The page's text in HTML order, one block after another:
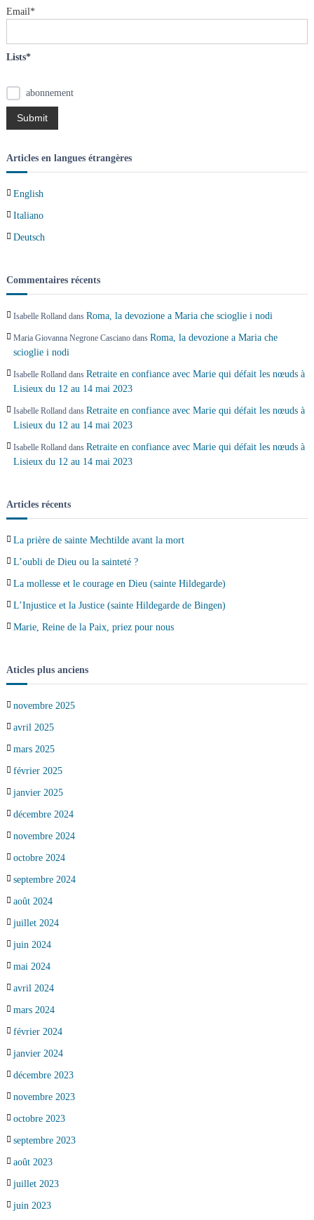
t
i
n
e
l
’
r
t
c
e
e
r
Email*
Lists*
abonnement
Articles en langues étrangères
English
Italiano
Deutsch
Commentaires récents
Isabelle Rollanddans Roma, la devozione a Maria che scioglie i nodi
Maria Giovanna Negrone Cascianodans Roma, la devozione a Maria che
scioglie i nodi
Isabelle Rollanddans Retraite en confiance avec Marie qui défait les nœuds à
Lisieux du 12 au 14 mai 2023
Isabelle Rollanddans Retraite en confiance avec Marie qui défait les nœuds à
Lisieux du 12 au 14 mai 2023
Isabelle Rollanddans Retraite en confiance avec Marie qui défait les nœuds à
Lisieux du 12 au 14 mai 2023
Articles récents
La prière de sainte Mechtilde avant la mort
L’oubli de Dieu ou la sainteté ?
La mollesse et le courage en Dieu (sainte Hildegarde)
L’Injustice et la Justice (sainte Hildegarde de Bingen)
Marie, Reine de la Paix, priez pour nous
Aticles plus anciens
novembre 2025
avril 2025
mars 2025
février 2025
janvier 2025
décembre 2024
novembre 2024
octobre 2024
septembre 2024
août 2024
juillet 2024
juin 2024
mai 2024
avril 2024
mars 2024
février 2024
janvier 2024
décembre 2023
novembre 2023
octobre 2023
septembre 2023
août 2023
juillet 2023
juin 2023